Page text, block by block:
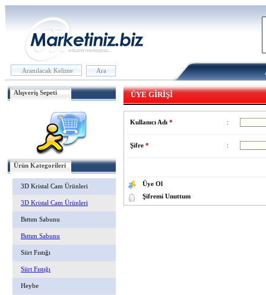
Alışveriş Sepeti
Ürün Kategorileri
3D Kristal Cam Ürünleri
3D Kristal Cam Ürünleri
Bıttım Sabunu
Bıttım Sabunu
Siirt Fıstığı
Siirt Fıstığı
Heybe
ÜYE GİRİŞİ
Kullanıcı Adı * :
Şifre * :
Üye Ol
Şifremi Unuttum